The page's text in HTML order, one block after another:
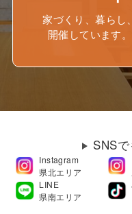
家づくり、暮らし
開催しています
SNS
Instagram
県北エリア
LINE
県南エリア